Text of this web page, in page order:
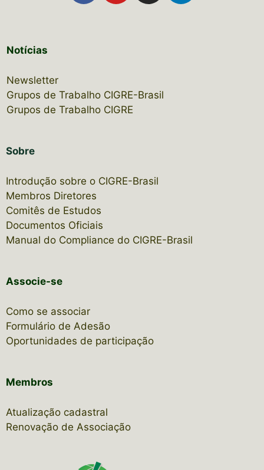
Notícias
Newsletter
Grupos de Trabalho CIGRE-Brasil
Grupos de Trabalho CIGRE
Sobre
Introdução sobre o CIGRE-Brasil
Membros Diretores
Comitês de Estudos
Documentos Oficiais
Manual do Compliance do CIGRE-Brasil
Associe-se
Como se associar
Formulário de Adesão
Oportunidades de participação
Membros
Atualização cadastral
Renovação de Associação